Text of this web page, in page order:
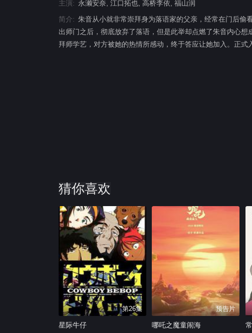
主演: 永濑安奈, 江口拓也, 高桥李依, 福山润
简介: 朱音从小就非常崇拜身为落语家的父亲，经常在门后偷
出师门之后，彻底放弃了落语，但是此举却点燃了朱音内心
拜师学艺，对方被她的热情所感动，终于答应让她加入。正式
猜你喜欢
第26集
星际牛仔
预告片
哪吒之魔童闹海